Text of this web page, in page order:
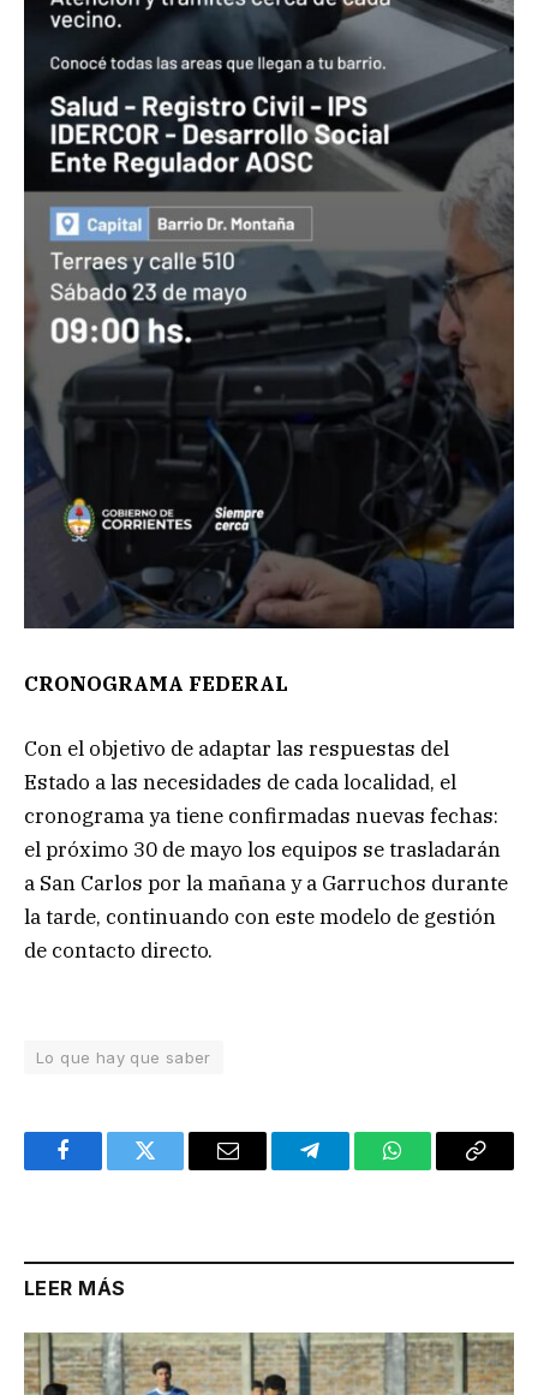
CRONOGRAMA FEDERAL
Con el objetivo de adaptar las respuestas del
Estado a las necesidades de cada localidad, el
cronograma ya tiene confirmadas nuevas fechas:
el próximo 30 de mayo los equipos se trasladarán
a San Carlos por la mañana y a Garruchos durante
la tarde, continuando con este modelo de gestión
de contacto directo.
Lo que hay que saber
FacebookTwitter Email TelegramWhatsAppCopy
LEER MÁS